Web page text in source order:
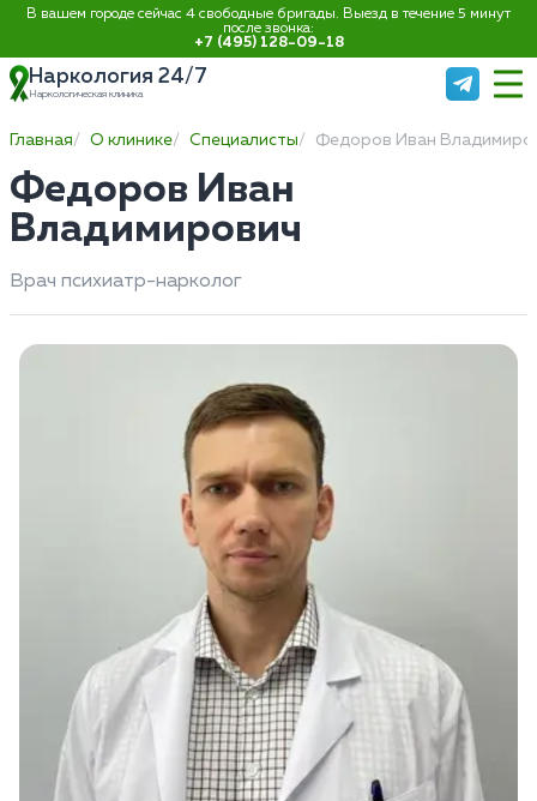
В вашем городе сейчас 4 свободные бригады. Выезд в течение 5 минут
после звонка:
+7 (495) 128-09-18
Наркология 24/7
Наркологическая клиника
Главная О клинике Специалисты Федоров Иван
Федоров Иван
Владимирович
Врач психиатр-нарколог